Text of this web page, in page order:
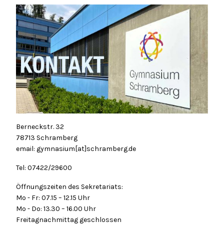
Berneckstr. 32
78713 Schramberg
email: gymnasium[at]schramberg.de
Tel: 07422/29600
Öffnungszeiten des Sekretariats:
Mo - Fr: 07.15 – 12.15 Uhr
Mo - Do: 13.30 – 16.00 Uhr
Freitagnachmittag geschlossen